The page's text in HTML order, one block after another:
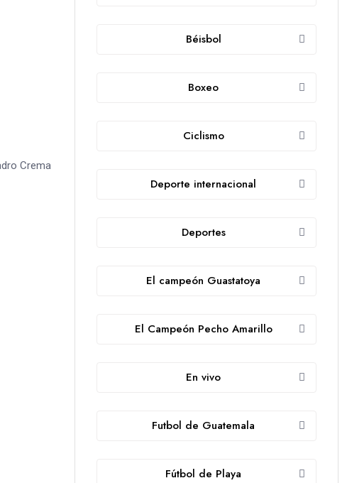
Crema
Béisbol
Boxeo
Ciclismo
Deporte internacional
Deportes
El campeón Guastatoya
El Campeón Pecho Amarillo
En vivo
Futbol de Guatemala
Fútbol de Playa